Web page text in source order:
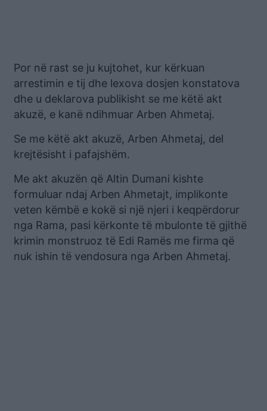
Por në rast se ju kujtohet, kur kërkuan
arrestimin e tij dhe lexova dosjen konstatova
dhe u deklarova publikisht se me këtë akt
akuzë, e kanë ndihmuar Arben Ahmetaj.
Se me këtë akt akuzë, Arben Ahmetaj, del
krejtësisht i pafajshëm.
Me akt akuzën që Altin Dumani kishte
formuluar ndaj Arben Ahmetajt, implikonte
veten këmbë e kokë si një njeri i keqpërdorur
nga Rama, pasi kërkonte të mbulonte të gjithë
krimin monstruoz të Edi Ramës me firma që
nuk ishin të vendosura nga Arben Ahmetaj.